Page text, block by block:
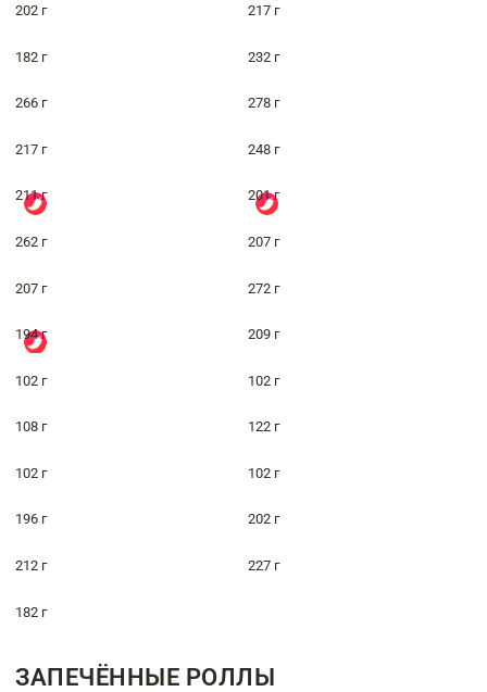
202 г 217 г
182 г 232 г
266 г 278 г
217 г 248 г
211 г 201 г
262 г 207 г
207 г 272 г
194 г 209 г
102 г 102 г
108 г 122 г
102 г 102 г
196 г 202 г
212 г 227 г
182 г
ЗАПЕЧЁННЫЕ РОЛЛЫ